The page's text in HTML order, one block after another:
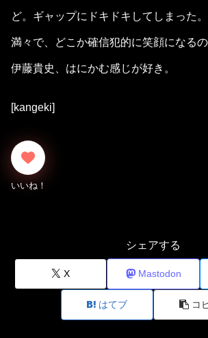
ど。ギャップにドキドキしてしまった
満々で、どこか確信犯的に笑顔になるの
伊藤貴史、はにかむ感じが好き。
[kangeki]
シェアする
X Mastodon
はてブ コ